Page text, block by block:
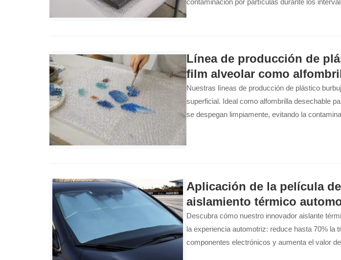
acabado superficial en paneles de laca,
Línea de producción de
film alveolar como
Nuestras líneas de producción de plástico
superficial. Ideal como alfombrilla desechable
se despegan limpiamente, evitando la
Aplicación de la película
aislamiento térmico
Descubra cómo nuestro innovador aislante
la experiencia automotriz: reduce hasta 70% la
componentes electrónicos y aumenta el valor